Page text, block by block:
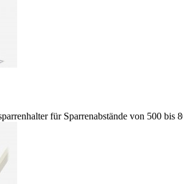
für Sparrenabstände von 500 bis